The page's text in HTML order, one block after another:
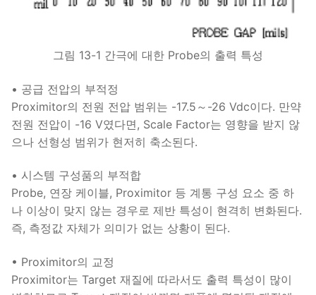
그림 13-1 간극에 대한 Probe의 출력 특성
• 공급 전압의 부적정
Proximitor의 전원 전압 범위는 -17.5～-26 Vdc이다. 만약
전원 전압이 -16 V였다면, Scale Factor는 영향을 받지 않
으나 선형성 범위가 현저히 축소된다.
• 시스템 구성품의 부적합
Probe, 연장 케이블, Proximitor 등 계통 구성 요소 중 하
나 이상이 맞지 않는 경우로 제반 특성이 현격히 변화된다.
즉, 측정값 자체가 의미가 없는 상황이 된다.
• Proximitor의 교정
Proximitor는 Target 재질에 따라서도 출력 특성이 많이